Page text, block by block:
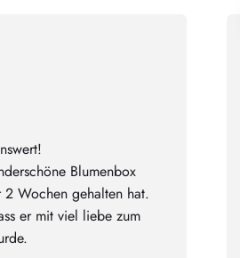
Blumenbox
Wochen gehalten hat.
er mit viel liebe zum